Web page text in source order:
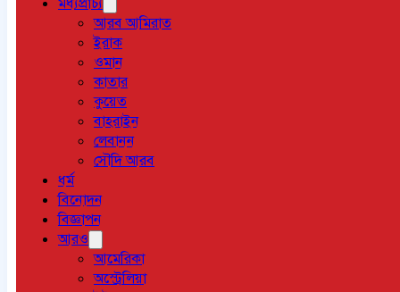
আরব আমিরাত
ইরাক
ওমান
কাতার
কুয়েত
বাহরাইন
লেবানন
সৌদি আরব
ধর্ম
বিনোদন
বিজ্ঞাপন
আরও
আমেরিকা
অস্ট্রেলিয়া